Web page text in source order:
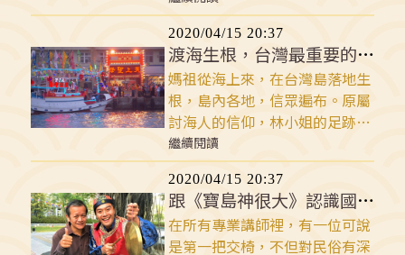
水過濁水溪的白沙屯媽進香，保
留了台灣原始的進香文化，單憑
一己之力是無法走完全程的！
2020/04/15 20:37
渡海生根，台灣最重要的信仰
媽祖從海上來，在台灣島落地生
根，島內各地，信眾遍布。原屬
討海人的信仰，林小姐的足跡隨
著先民的開墾腳步，從港口到山
城，海神不再只眷顧漁民，而成
為台灣島民的全能母親神。
繼續閱讀
2020/04/15 20:37
跟《寶島神很大》認識國民媽媽林小姐
在所有專業講師裡，有一位可說
是第一把交椅，不但對民俗有深